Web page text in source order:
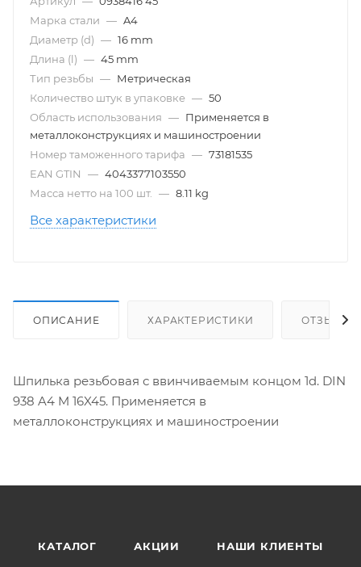
Марка стали — A4
Диаметр (d) — 16 mm
Длина (l) — 45 mm
Тип резьбы — Метрическая
Количество штук в упаковке — 50
Область использования — Применяется в
металлоконструкциях и машиностроении
Номер таможенного тарифа — 73181535
EAN GTIN
— 4043377103550
Масса нетто на 100 шт.
— 8.11 kg
Все характеристики
ОПИСАНИЕ ХАРАКТЕРИСТИКИ ОТЗЫВЫ
Шпилька резьбовая с ввинчиваемым концом 1d. DIN
938 A4 M 16X45. Применяется в
металлоконструкциях и машиностроении
КАТАЛОГ АКЦИИ НАШИ КЛИЕНТЫ